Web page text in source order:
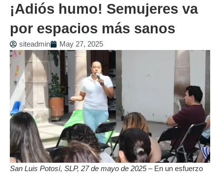
¡Adiós humo! Semujeres va
por espacios más sanos
siteadmin May 27, 2025
San Luis Potosí, SLP, 27 de mayo de 2025 –En un esfuerzo